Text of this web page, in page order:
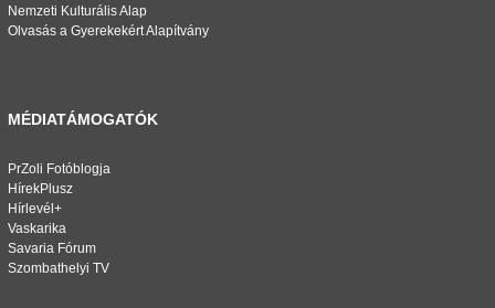
Nemzeti Kulturális Alap
Olvasás a Gyerekekért Alapítvány
MÉDIATÁMOGATÓK
PrZoli Fotóblogja
HírekPlusz
Hírlevél+
Vaskarika
Savaria Fórum
Szombathelyi TV